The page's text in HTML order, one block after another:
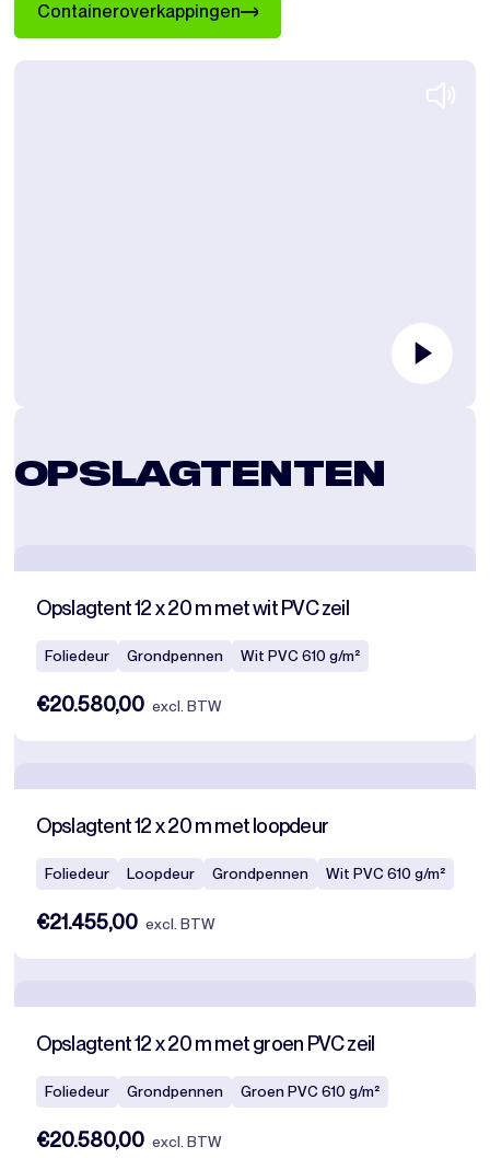
Containeroverkappingen
OPSLAGTENTEN
Opslagtent 12 x 20 m met wit PVC zeil
Foliedeur Grondpennen Wit PVC 610 g/m²
€20.580,00 excl. BTW
Opslagtent 12 x 20 m met loopdeur
Foliedeur Loopdeur Grondpennen Wit PVC 610 g/m²
€21.455,00 excl. BTW
Opslagtent 12 x 20 m met groen PVC zeil
Foliedeur Grondpennen Groen PVC 610 g/m²
€20.580,00 excl. BTW